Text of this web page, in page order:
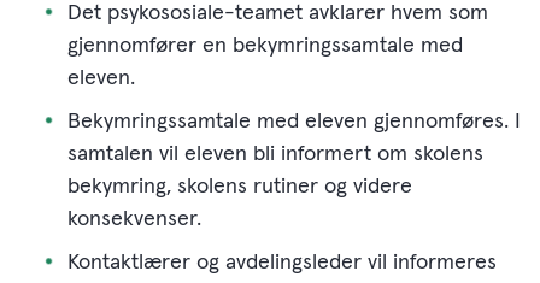
Det psykososiale-teamet avklarer hvem som
gjennomfører en bekymringssamtale med
eleven.
Bekymringssamtale med eleven gjennomføres. I
samtalen vil eleven bli informert om skolens
bekymring, skolens rutiner og videre
konsekvenser.
Kontaktlærer og avdelingsleder vil informeres